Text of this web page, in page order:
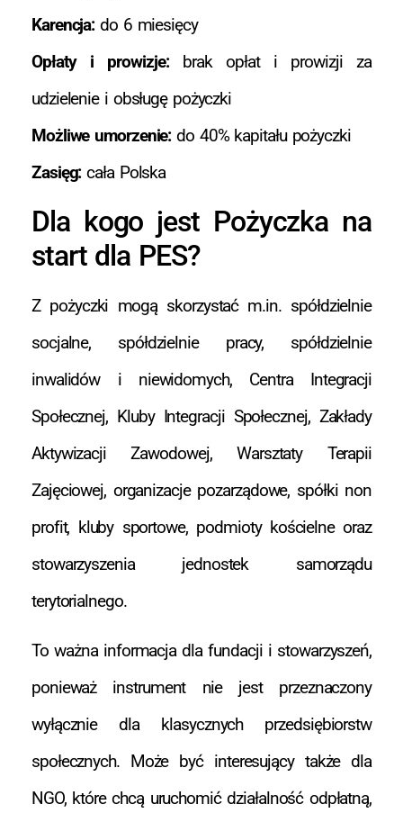
Karencja:do 6 miesięcy
Opłaty i prowizje:brak opłat i prowizji za
udzielenie i obsługę pożyczki
Możliwe umorzenie:do 40% kapitału pożyczki
Zasięg:cała Polska
Dla kogo jest Pożyczka na
start dla PES?
Z pożyczki mogą skorzystać m.in. spółdzielnie
socjalne, spółdzielnie pracy, spółdzielnie
inwalidów i niewidomych, Centra Integracji
Społecznej, Kluby Integracji Społecznej, Zakłady
Aktywizacji Zawodowej, Warsztaty Terapii
Zajęciowej, organizacje pozarządowe, spółki non
profit, kluby sportowe, podmioty kościelne oraz
stowarzyszenia jednostek samorządu
terytorialnego.
To ważna informacja dla fundacji i stowarzyszeń,
ponieważ instrument nie jest przeznaczony
wyłącznie dla klasycznych przedsiębiorstw
społecznych. Może być interesujący także dla
NGO, które chcą uruchomić działalność odpłatną,